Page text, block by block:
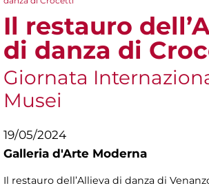
Il restauro
di danza di
Giornata
Musei
19/05/2024
Galleria d'Arte Moderna
Il restauro dell’Allieva di danza di